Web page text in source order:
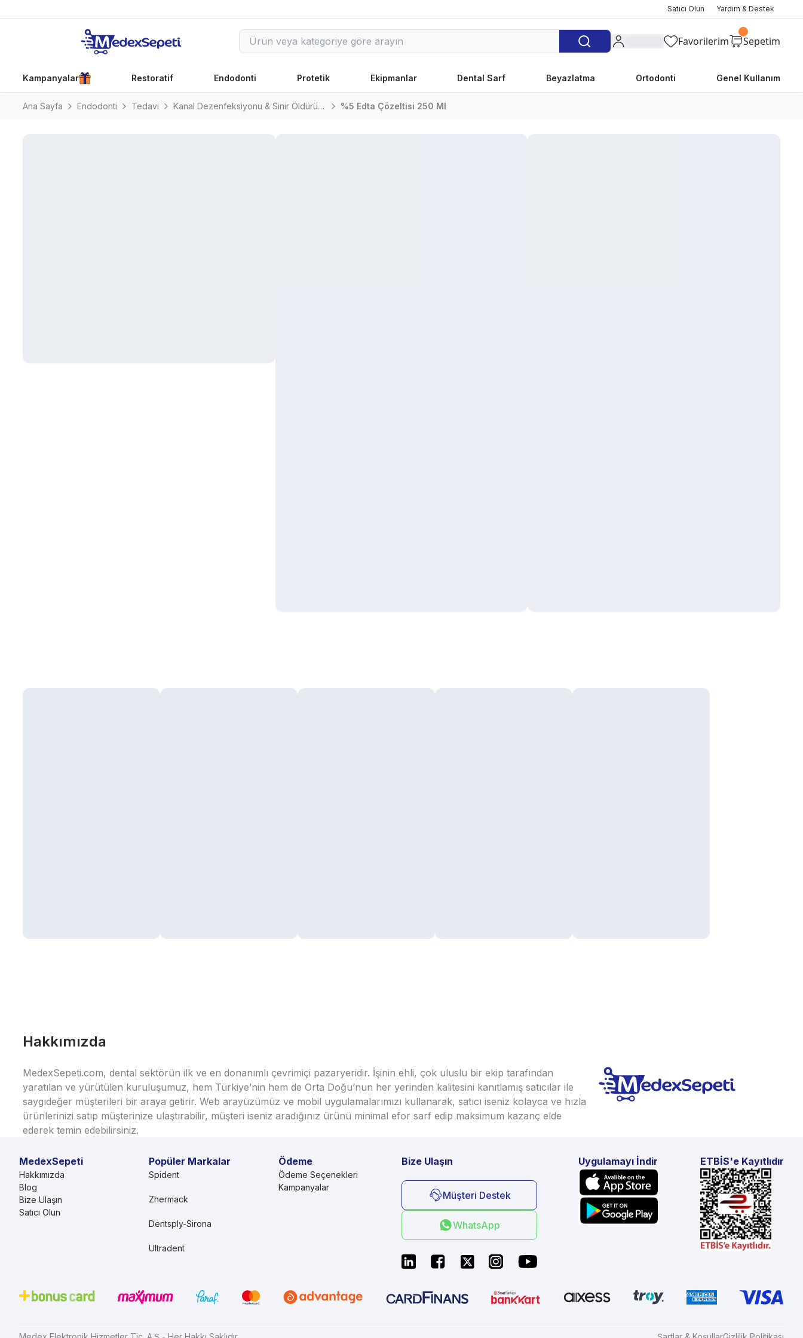
Satıcı Olun Yardım & Destek
Favorilerim Sepetim
Kampanyalar Restoratif Endodonti Protetik Ekipmanlar Dental Sarf Beyazlatma Ortodonti Genel Kullanım
Ana Sayfa Endodonti Tedavi Kanal Dezenfeksiyonu & Sinir Öldürücü %5 Edta Çözeltisi 250 Ml
Hakkımızda
MedexSepeti.com, dental sektörün ilk ve en donanımlı çevrimiçi pazaryeridir. İşinin ehli, çok uluslu bir ekip tarafından
yaratılan ve yürütülen kuruluşumuz, hem Türkiye’nin hem de Orta Doğu’nun her yerinden kalitesini kanıtlamış satıcılar ile
saygıdeğer müşterileri bir araya getirir. Web arayüzümüz ve mobil uygulamalarımızı kullanarak, satıcı iseniz kolayca ve hızla
ürünlerinizi satıp müşterinize ulaştırabilir, müşteri iseniz aradığınız ürünü minimal efor sarf edip maksimum kazanç elde
ederek temin edebilirsiniz.
MedexSepeti
Hakkımızda
Blog
Bize Ulaşın
Satıcı Olun
Ödeme
Ödeme Seçenekleri
Kampanyalar
Popüler Markalar
Spident
Zhermack
Dentsply-Sirona
Ultradent
Bize Ulaşın
Müşteri Destek
WhatsApp
Uygulamayı İndir ETBİS'e Kayıtlıdır